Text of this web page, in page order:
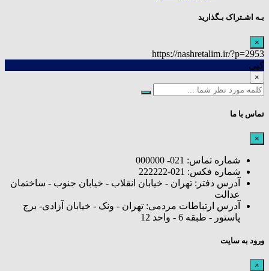
بـه اشـتراک بـگذارید
×
https://nashretalim.ir/?p=2953
کپی
×
تماس با ما
×
شماره تماس: 021- 000000
شماره فکس: 021-222222
آدرس دفتر: تهران - خیابان انقلاب - خیابان جنوب - ساختمان
عدالت
آدرس ارتباطات مردمی: تهران - ونک - خیابان آزادی- برج
پاستور - طبقه 6 - واحد 12
ورود به سایت
×